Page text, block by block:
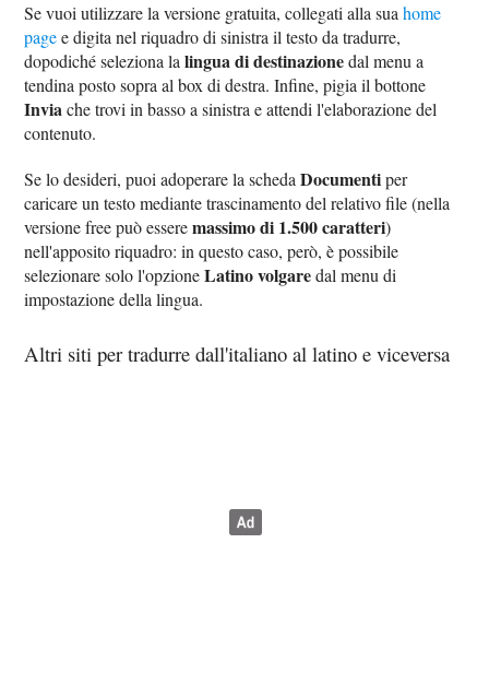
Se vuoi utilizzare la versione gratuita, collegati alla suahome
pagee digita nel riquadro di sinistra il testo da tradurre,
dopodiché seleziona lalingua di destinazionedal menu a
tendina posto sopra al box di destra. Infine, pigia il bottone
Inviache trovi in basso a sinistra e attendi l'elaborazione del
contenuto.
Se lo desideri, puoi adoperare la schedaDocumentiper
caricare un testo mediante trascinamento del relativo file (nella
versione free può esseremassimo di 1.500 caratteri)
nell'apposito riquadro: in questo caso, però, è possibile
selezionare solo l'opzioneLatino volgaredal menu di
impostazione della lingua.
Altri siti per tradurre dall'italiano al latino e viceversa